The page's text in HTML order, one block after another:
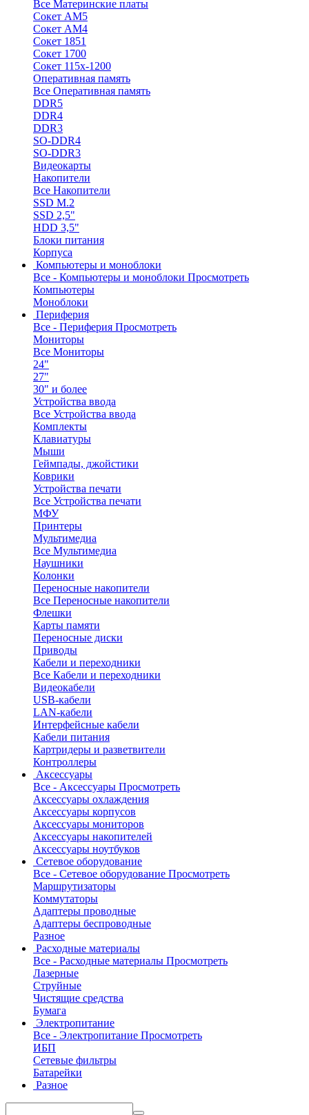
Все Материнские платы
Сокет АМ5
Сокет АМ4
Сокет 1851
Сокет 1700
Сокет 115х-1200
Оперативная память
Все Оперативная память
DDR5
DDR4
DDR3
SO-DDR4
SO-DDR3
Видеокарты
Накопители
Все Накопители
SSD M.2
SSD 2,5"
HDD 3,5"
Блоки питания
Корпуса
Компьютеры и моноблоки
Все - Компьютеры и моноблоки Просмотреть
Компьютеры
Моноблоки
Периферия
Все - Периферия Просмотреть
Мониторы
Все Мониторы
24"
27"
30" и более
Устройства ввода
Все Устройства ввода
Комплекты
Клавиатуры
Мыши
Геймпады, джойстики
Коврики
Устройства печати
Все Устройства печати
МФУ
Принтеры
Мультимедиа
Все Мультимедиа
Наушники
Колонки
Переносные накопители
Все Переносные накопители
Флешки
Карты памяти
Переносные диски
Приводы
Кабели и переходники
Все Кабели и переходники
Видеокабели
USB-кабели
LAN-кабели
Интерфейсные кабели
Кабели питания
Картридеры и разветвители
Контроллеры
Аксессуары
Все - Аксессуары Просмотреть
Аксессуары охлаждения
Аксессуары корпусов
Аксессуары мониторов
Аксессуары накопителей
Аксессуары ноутбуков
Сетевое оборудование
Все - Сетевое оборудование Просмотреть
Маршрутизаторы
Коммутаторы
Адаптеры проводные
Адаптеры беспроводные
Разное
Расходные материалы
Все - Расходные материалы Просмотреть
Лазерные
Струйные
Чистящие средства
Бумага
Электропитание
Все - Электропитание Просмотреть
ИБП
Сетевые фильтры
Батарейки
Разное